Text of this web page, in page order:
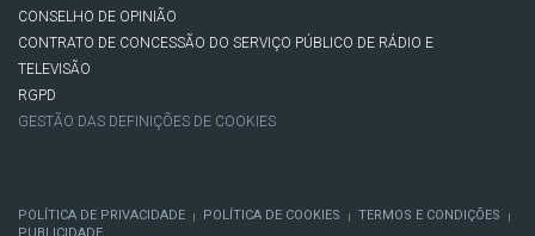
CONSELHO DE OPINIÃO
CONTRATO DE CONCESSÃO DO SERVIÇO PÚBLICO DE RÁDIO E
TELEVISÃO
RGPD
GESTÃO DAS DEFINIÇÕES DE COOKIES
POLÍTICA DE PRIVACIDADE | POLÍTICA DE COOKIES | TERMOS E CONDIÇÕES |
PUBLICIDADE